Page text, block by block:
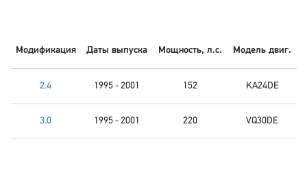
Модификация Даты выпуска Мощность, л.с. Модель двиг.
2.4 1995 - 2001 152 KA24DE
3.0 1995 - 2001 220 VQ30DE